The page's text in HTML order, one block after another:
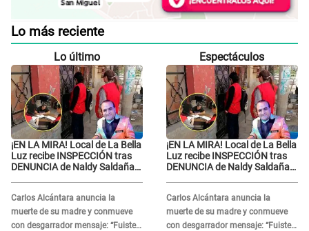
Lo más reciente
Lo último
¡EN LA MIRA! Local de La Bella
Luz recibe INSPECCIÓN tras
DENUNCIA de Naldy Saldaña
Carlos Alcántara anuncia la
muerte de su madre y conmueve
con desgarrador mensaje: “Fuiste
Espectáculos
¡EN LA MIRA! Local de La Bella
Luz recibe INSPECCIÓN tras
DENUNCIA de Naldy Saldaña
Carlos Alcántara anuncia la
muerte de su madre y conmueve
con desgarrador mensaje: “Fuiste